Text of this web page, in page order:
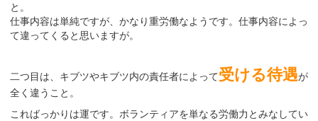
と。
仕事内容は単純ですが、かなり重労働なようです。仕事内容によっ
て違ってくると思いますが。
二つ目は、キブツやキブツ内の責任者によって受ける待遇が
全く違うこと。
こればっかりは運です。ボランティアを単なる労働力とみなしてい